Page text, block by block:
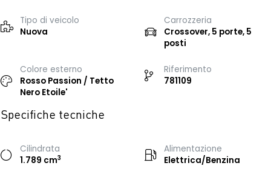
Tipo di veicolo
Nuova
Carrozzeria
Crossover, 5 porte, 5
posti
Colore esterno
Rosso Passion / Tetto
Nero Etoile'
Riferimento
781109
Specifiche tecniche
Cilindrata
1.789 cm3
Alimentazione
Elettrica/Benzina